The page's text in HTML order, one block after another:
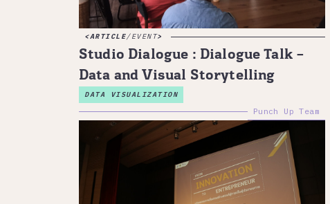
ARTICLE/EVENT
Studio Dialogue : Dialogue Talk –
Data and Visual Storytelling
DATA VISUALIZATION
Punch Up Team